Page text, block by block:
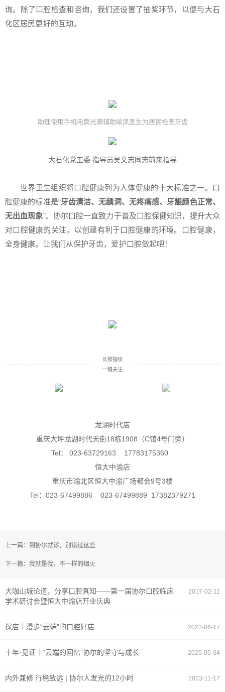
询。除了口腔检查和咨询，我们还设置了抽奖环节，以便与大石
化区居民更好的互动。
助理使用手机电筒光源辅助喻凤医生为居民检查牙齿
大石化党工委 指导员吴文志同志前来指导
世界卫生组织将口腔健康列为人体健康的十大标准之一。口
腔健康的标准是“牙齿清洁、无龋洞、无疼痛感、牙龈颜色正常、
无出血现象”。协尔口腔一直致力于普及口腔保健知识，提升大众
对口腔健康的关注，以创建有利于口腔健康的环境。口腔健康，
全身健康。让我们从保护牙齿，爱护口腔做起吧！
长按指纹
一键关注
龙湖时代店
重庆大坪龙湖时代天街18栋1908（C馆4号门旁）
Tel： 023-63729163 17783175360
恒大中渝店
重庆市渝北区恒大中渝广场都会9号3楼
Tel：023-67499886 023-67499889 17382379271
上一篇：到协尔就诊，别错过这些
下一篇：我就是我，不一样的烟火
2017-02-11
大咖山城论道，分享口腔真知——第一届协尔口腔临床
学术研讨会暨恒大中渝店开业庆典
2022-06-17
探店｜漫步“云端”的口腔好店
2025-05-04
十年·见证｜“云端的回忆”协尔的坚守与成长
2023-11-17
内外兼修 行稳致远 | 协尔人发光的12小时